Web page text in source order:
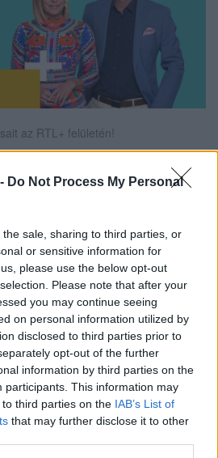
Do Not Process My Personal
sale, sharing to third parties, or
or sensitive information for
please use the below opt-out
Please note that after your
you may continue seeing
on personal information utilized by
disclosed to third parties prior to
opt-out of the further
information by third parties on the
participants. This information may
third parties on the IAB’s List of
that may further disclose it to other
az RTL+ felületén!
RTL.hu az elsők között
értesülj a friss hírekről a